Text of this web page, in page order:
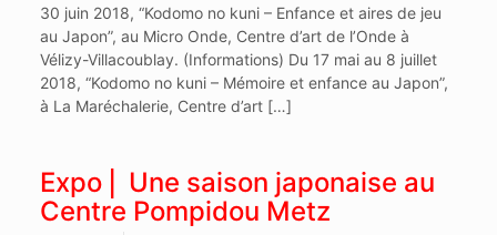
30 juin 2018, “Kodomo no kuni – Enfance et aires de jeu
au Japon”, au Micro Onde, Centre d’art de l’Onde à
Vélizy-Villacoublay. (Informations) Du 17 mai au 8 juillet
2018, “Kodomo no kuni – Mémoire et enfance au Japon”,
à La Maréchalerie, Centre d’art […]
Expo ⎜ Une saison japonaise au
Centre Pompidou Metz